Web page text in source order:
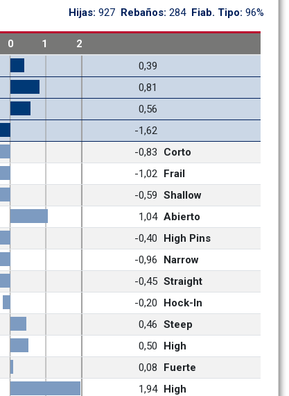
Hijas: 927 Rebaños: 284 Fiab. Tipo: 96%
0 1
2
0,39
0,81
0,56
-1,62
-0,83
Corto
-1,02 Frail
-0,59 Shallow
1,04 Abierto
-0,40
High Pins
-0,96
Narrow
-0,45 Straight
-0,20
Hock-In
0,46 Steep
0,50
High
0,08
Fuerte
1,94 High